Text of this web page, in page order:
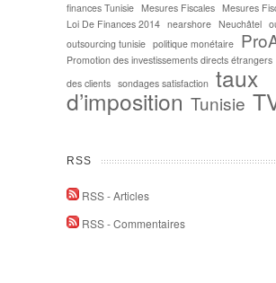
finances Tunisie Mesures Fiscales Mesures
Loi De Finances 2014 nearshore Neuchâtel
outsourcing tunisie politique monétaire
Promotion des investissements directs étrangers
des clients sondages satisfaction taux
d’imposition Tunisie
RSS
RSS - Articles
RSS - Commentaires